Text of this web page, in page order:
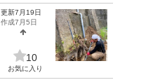
更新7月19日
作成7月5日
10
お気に入り